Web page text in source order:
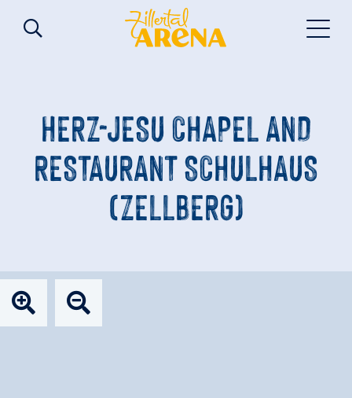
HERZ-JESU CHAPEL AND
RESTAURANT SCHULHAUS
(ZELLBERG)